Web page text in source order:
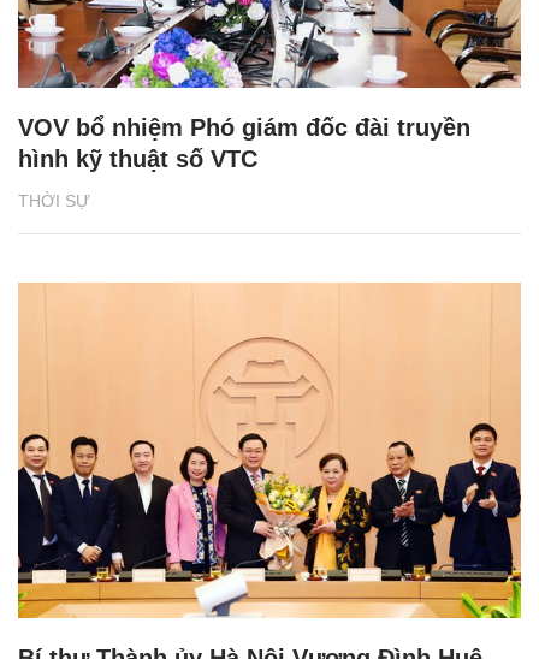
THỜI SỰ
VOV bổ nhiệm Phó giám đốc đài truyền
hình kỹ thuật số VTC